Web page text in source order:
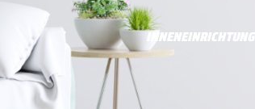
INNENEINRICHTUNG